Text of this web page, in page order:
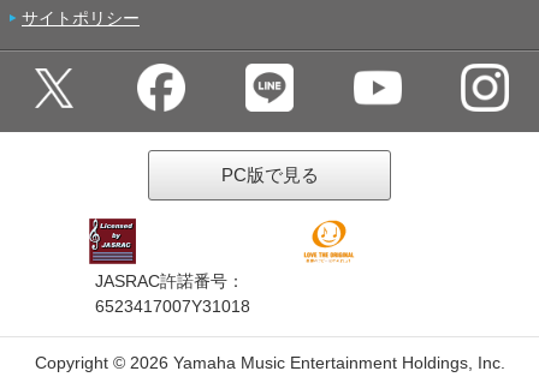
サイトポリシー
PC版で見る
JASRAC許諾番号：
6523417007Y31018
Copyright © 2026 Yamaha Music Entertainment Holdings, Inc.